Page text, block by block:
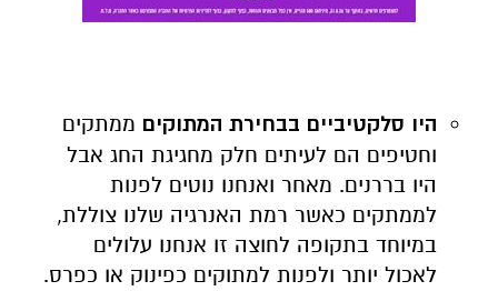
היו סלקטיביים בבחירת המתוקים ממתקים
וחטיפים הם לעיתים חלק מחגיגת החג אבל
היו בררנים. מאחר ואנחנו נוטים לפנות
לממתקים כאשר רמת האנרגיה שלנו צוללת,
במיוחד בתקופה לחוצה זו אנחנו עלולים
לאכול יותר ולפנות למתוקים כפינוק או כפרס.